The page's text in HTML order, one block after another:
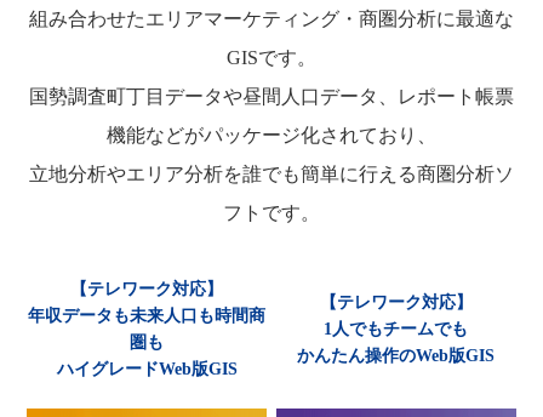
組み合わせたエリアマーケティング・商圏分析に最適な
GISです。
国勢調査町丁目データや昼間人口データ、レポート帳票
機能などがパッケージ化されており、
立地分析やエリア分析を誰でも簡単に行える商圏分析ソ
フトです。
【テレワーク対応】
年収データも未来人口も時間商
圏も
ハイグレードWeb版GIS
【テレワーク対応】
1人でもチームでも
かんたん操作のWeb版GIS